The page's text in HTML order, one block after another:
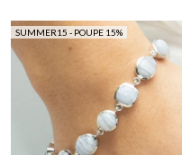
SUMMER15 - POUPE 15%